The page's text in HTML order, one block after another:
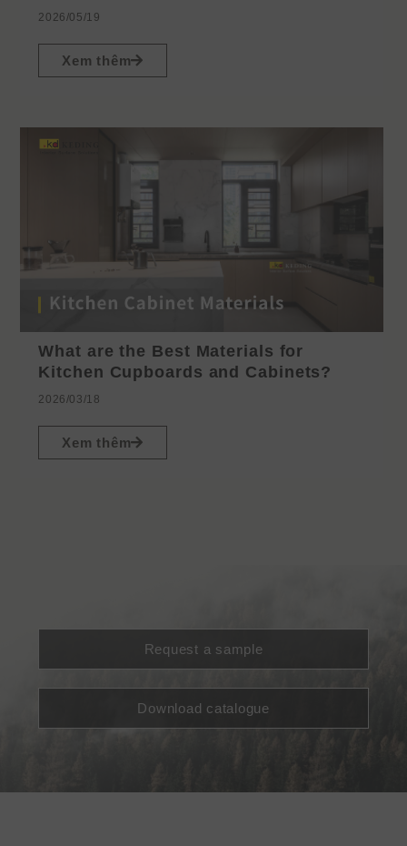
2026/05/19
Xem thêm
What are the Best Materials for
Kitchen Cupboards and Cabinets?
2026/03/18
Xem thêm
Request a sample
Download catalogue